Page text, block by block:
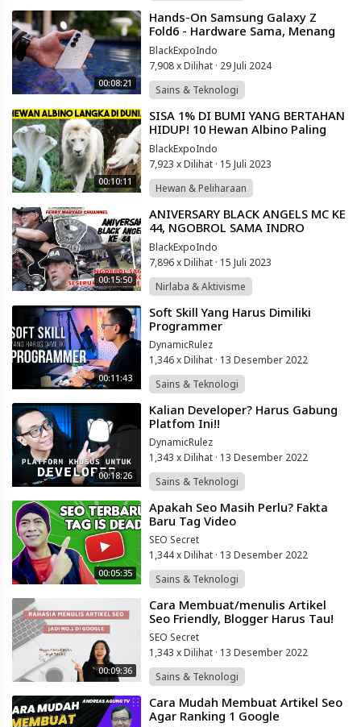
00:08:21
⁣Hands-On Samsung Galaxy Z
Fold6 - Hardware Sama, Menang
AI aja?
BlackExpoIndo
7,908 x Dilihat · 29 Juli 2024
Sains & Teknologi
00:10:11
⁣SISA 1% DI BUMI YANG BERTAHAN
HIDUP! 10 Hewan Albino Paling
Langka di Dunia yang Jarang
Terlihat
BlackExpoIndo
7,923 x Dilihat · 15 Juli 2023
Hewan & Peliharaan
00:15:50
⁣ANIVERSARY BLACK ANGELS MC KE
44, NGOBROL SAMA INDRO
WARKOP SESEPUH NYA
BlackExpoIndo
7,896 x Dilihat · 15 Juli 2023
Nirlaba & Aktivisme
00:11:43
⁣Soft Skill Yang Harus Dimiliki
Programmer
DynamicRulez
1,346 x Dilihat · 13 Desember 2022
Sains & Teknologi
00:18:26
⁣Kalian Developer? Harus Gabung
Platfom Ini!!
DynamicRulez
1,343 x Dilihat · 13 Desember 2022
Sains & Teknologi
00:05:35
⁣Apakah Seo Masih Perlu? Fakta
Baru Tag Video
SEO Secret
1,344 x Dilihat · 13 Desember 2022
Sains & Teknologi
00:09:36
⁣Cara Membuat/menulis Artikel
Seo Friendly, Blogger Harus Tau!
SEO Secret
1,343 x Dilihat · 13 Desember 2022
Sains & Teknologi
⁣Cara Mudah Membuat Artikel Seo
Agar Ranking 1 Google